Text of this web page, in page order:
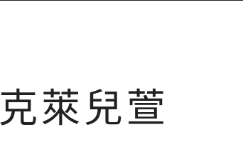
克萊兒萱